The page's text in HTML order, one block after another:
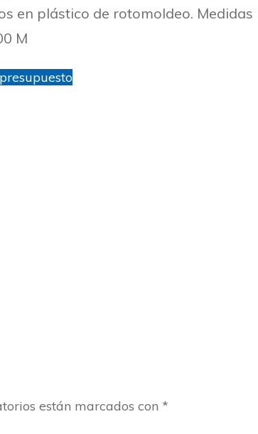
en plástico de rotomoldeo. Medidas
M
están marcados con *